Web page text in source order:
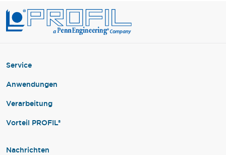
Service
Anwendungen
Verarbeitung
Vorteil PROFIL®
Nachrichten